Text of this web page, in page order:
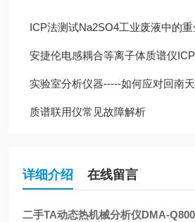
ICP法测试Na2SO4工业废液中的
安捷伦电感耦合等离子体质谱仪ICPMS-
实验室分析仪器-----如何应对回南天
质谱联用仪常见故障解析
详细介绍 在线留言
二手TA动态热机械分析仪DMA-Q800